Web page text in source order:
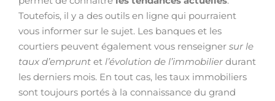
Toutefois, il y a des outils en ligne qui pourraient
vous informer sur le sujet. Les banques et les
courtiers peuvent également vous renseigner sur le
taux d’emprunt et l’évolution de l’immobilier durant
les derniers mois. En tout cas, les taux immobiliers
sont toujours portés à la connaissance du grand